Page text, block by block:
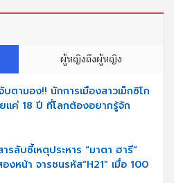
ผู้หญิงถึงผู้หญิง
บตามอง!! นักการเมืองสาวเม็กซิโก
แค่ 18 ปี ที่โลกต้องอยากรู้จัก
ารลับชี้เหตุประหาร “มาตา ฮารี”
งหน้า จารชนรหัส“H21” เมื่อ 100